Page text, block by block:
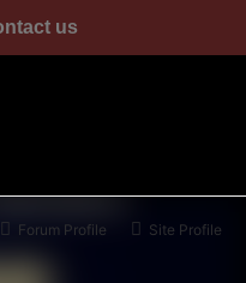
us
Site Profile
Forum Profile